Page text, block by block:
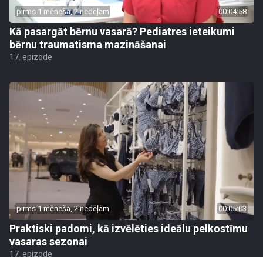
pirms 1 mēneša, 2 nedēļām 00:04:58
Kā pasargāt bērnu vasarā? Pediatres ieteikumi
bērnu traumatisma mazināšanai
17. epizode
pirms 1 mēneša, 2 nedēļām 00:05:03
Praktiski padomi, kā izvēlēties ideālu pelkostīmu
vasaras sezonai
17. epizode